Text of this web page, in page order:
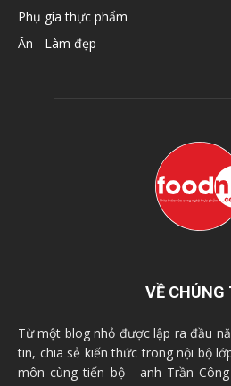
Phụ gia thực phẩm
Ăn - Làm đẹp
VỀ CHÚNG
Từ một blog nhỏ được lập ra đầu
tin, chia sẻ kiến thức trong nội bộ
môn cùng tiến bộ - anh Trần